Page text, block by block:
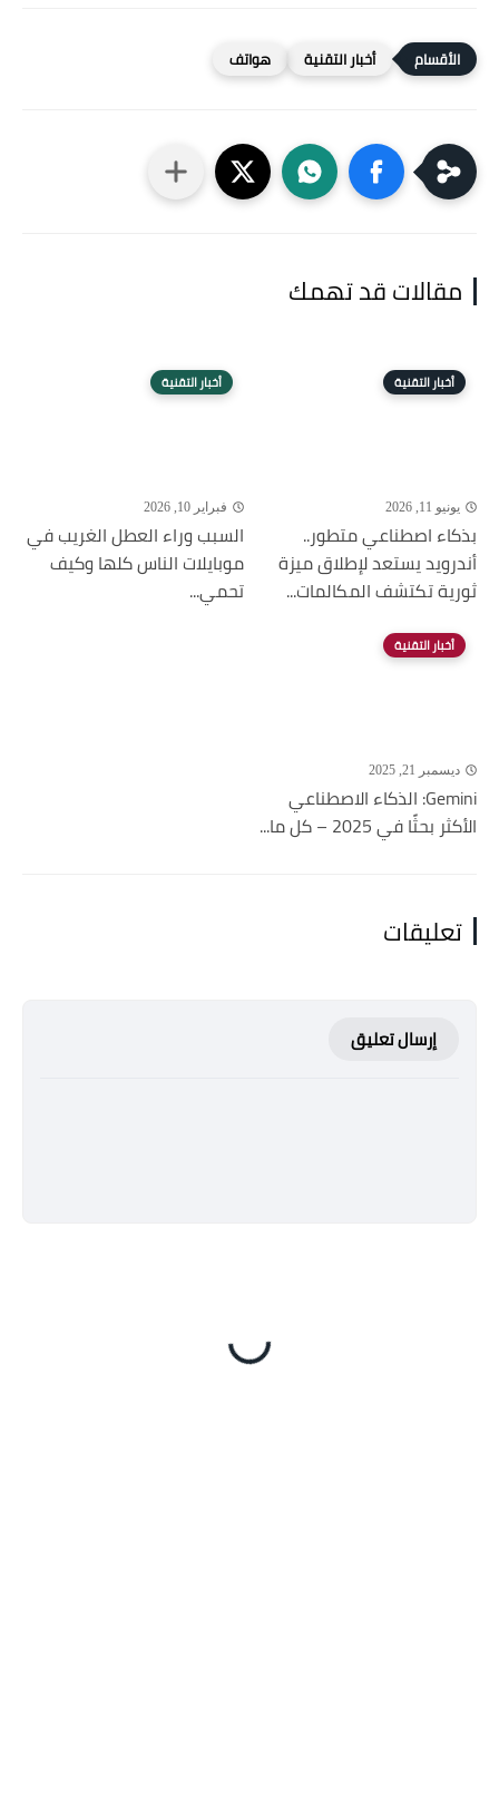
أخبار التقنية هواتف
مقالات قد تهمك
أخبار التقنية
يونيو 11, 2026
بذكاء اصطناعي متطور..
أندرويد يستعد لإطلاق ميزة
ثورية تكتشف المكالمات...
أخبار التقنية
فبراير 10, 2026
السبب وراء العطل الغريب في
موبايلات الناس كلها وكيف
تحمي...
أخبار التقنية
ديسمبر 21, 2025
Gemini: الذكاء الاصطناعي
الأكثر بحثًا في 2025 – كل ما...
تعليقات
إرسال تعليق